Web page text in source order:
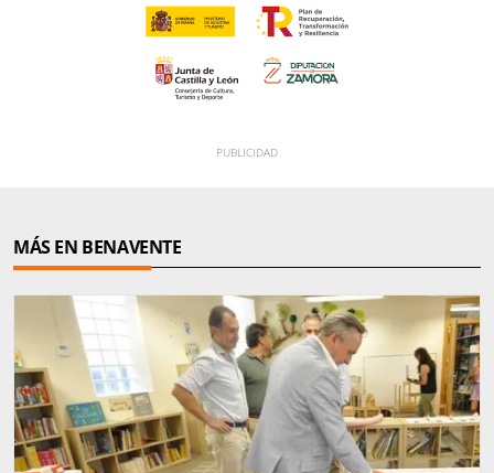
MÁS EN BENAVENTE